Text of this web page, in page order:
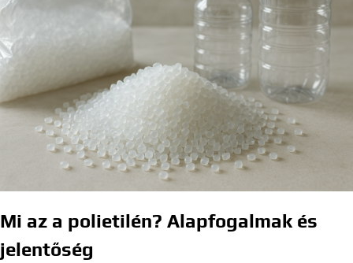
Mi az a polietilén? Alapfogalmak és
jelentőség